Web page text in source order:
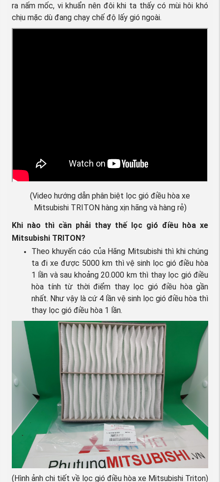
ra nấm mốc, vi khuẩn nên đôi khi ta thấy có mùi hôi khó
chịu mặc dù đang chạy chế độ lấy gió ngoài.
(Video hướng dẫn phân biệt lọc gió điều hòa xe
Mitsubishi TRITON hàng xịn hãng và hàng rẻ)
Khi nào thì cần phải thay thế lọc gió điều hòa xe
Mitsubishi TRITON?
Theo khuyến cáo của Hãng Mitsubishi thì khi chúng
ta đi xe được 5000 km thì vệ sinh lọc gió điều hòa
1 lần và sau khoảng 20.000 km thì thay lọc gió điều
hòa tính từ thời điểm thay lọc gió điều hòa gần
nhất. Như vậy là cứ 4 lần vệ sinh lọc gió điều hòa thì
thay lọc gió điều hòa 1 lần.
(Hình ảnh chi tiết về lọc gió điều hòa xe Mitsubishi Triton)